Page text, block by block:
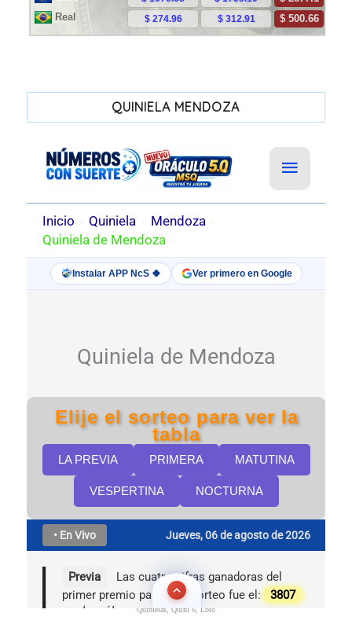
QUINIELA MENDOZA
Quinielas, Quini 6, Loto